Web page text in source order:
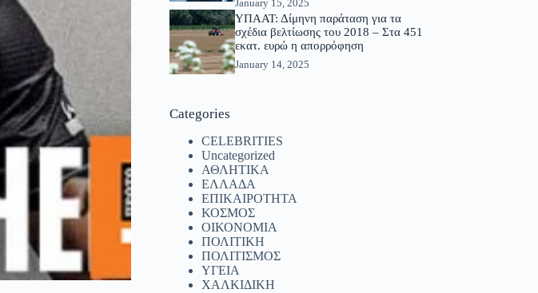
January 15, 2025
ΥΠΑΑΤ: Δίμηνη παράταση για τα
σχέδια βελτίωσης του 2018 – Στα 451
εκατ. ευρώ η απορρόφηση
January 14, 2025
Categories
CELEBRITIES
Uncategorized
ΑΘΛΗΤΙΚΑ
ΕΛΛΑΔΑ
ΕΠΙΚΑΙΡΟΤΗΤΑ
ΚΟΣΜΟΣ
ΟΙΚΟΝΟΜΙΑ
ΠΟΛΙΤΙΚΗ
ΠΟΛΙΤΙΣΜΟΣ
ΥΓΕΙΑ
ΧΑΛΚΙΔΙΚΗ